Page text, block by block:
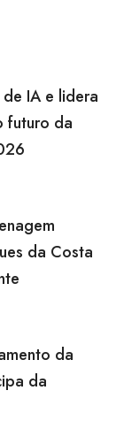
de IA e lidera
futuro da
da Costa
da
da